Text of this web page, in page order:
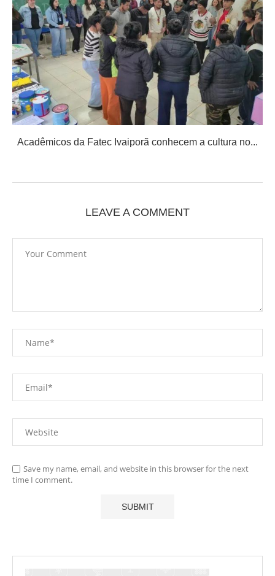
Acadêmicos da Fatec Ivaiporã conhecem a cultura no...
LEAVE A COMMENT
Save my name, email, and website in this browser for the next
time I comment.